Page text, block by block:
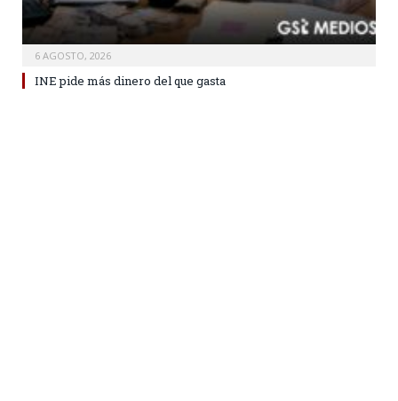
6 AGOSTO, 2026
INE pide más dinero del que gasta